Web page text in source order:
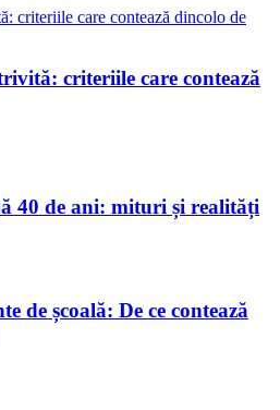
criteriile care contează
40 de ani: mituri și realități
de școală: De ce contează